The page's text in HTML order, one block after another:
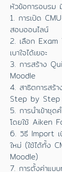
หัวข้อการอบรม
1. การเปิด
สอบออนไลน์
2. เลือก Exam
เบาใจได้เยอะ
3. การสร้าง
Moodle
4. สาธิตการส
Step by Step
5. การนำเข้าชุ
โดยใช้ Aiken
6. วิธี Import เ
ใหม่ (ใช้ได้ทั้ง
Moodle)
7. การตั้งค่าแ